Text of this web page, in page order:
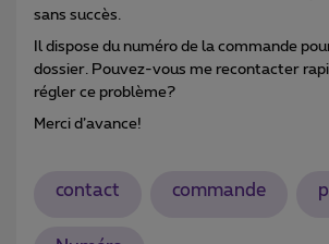
sans succès.
Il dispose du numéro de la commande
dossier. Pouvez-vous me recontacter
régler ce problème?
Merci d’avance!
contact commande